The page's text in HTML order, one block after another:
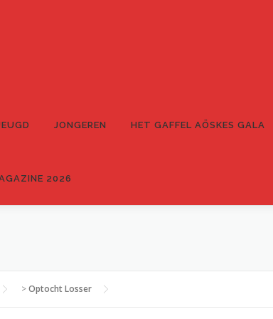
JONGEREN HET GAFFEL AÖSKES GALA
2026
>Optocht Losser